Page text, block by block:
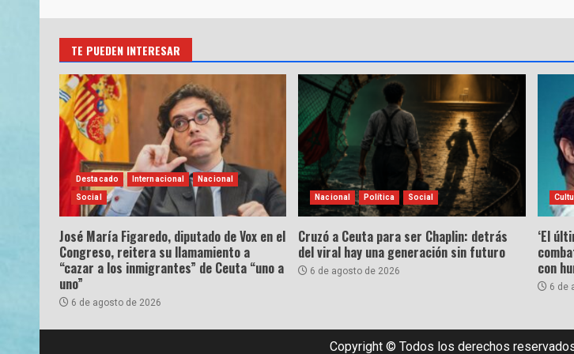
TE PUEDEN INTERESAR
Destacado Internacional Nacional
Social
José María Figaredo, diputado de Vox en el
Congreso, reitera su llamamiento a
“cazar a los inmigrantes” de Ceuta “uno a
uno”
6 de agosto de 2026
Nacional Política Social
Cruzó a Ceuta para ser Chaplin: detrás
del viral hay una generación sin futuro
6 de agosto de 2026
‘El
con
6 de
Copyright © Todos los derechos